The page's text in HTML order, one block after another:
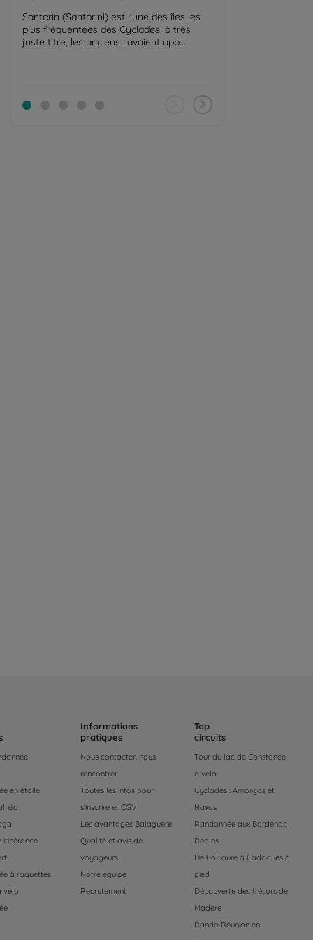
Santorin (Santorini) est l'une des îles les
plus fréquentées des Cyclades, à très
juste titre, les anciens l'avaient app...
en étoile
itinérance
à raquettes
vélo
Informations
pratiques
Nous contacter, nous
rencontrer
Toutes les infos pour
s'inscrire et CGV
Les avantages Balaguère
Qualité et avis de
voyageurs
Notre équipe
Recrutement
Top
circuits
Tour du lac de Constance
à vélo
Cyclades : Amorgos et
Naxos
Randonnée aux Bardenas
Reales
De Collioure à Cadaquès à
pied
Découverte des trésors de
Madère
Rando Réunion en